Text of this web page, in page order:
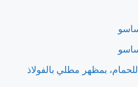
مروحة شفط اكس ماتيك 10 للحمام، بمظهر مطلي بالفولاذ